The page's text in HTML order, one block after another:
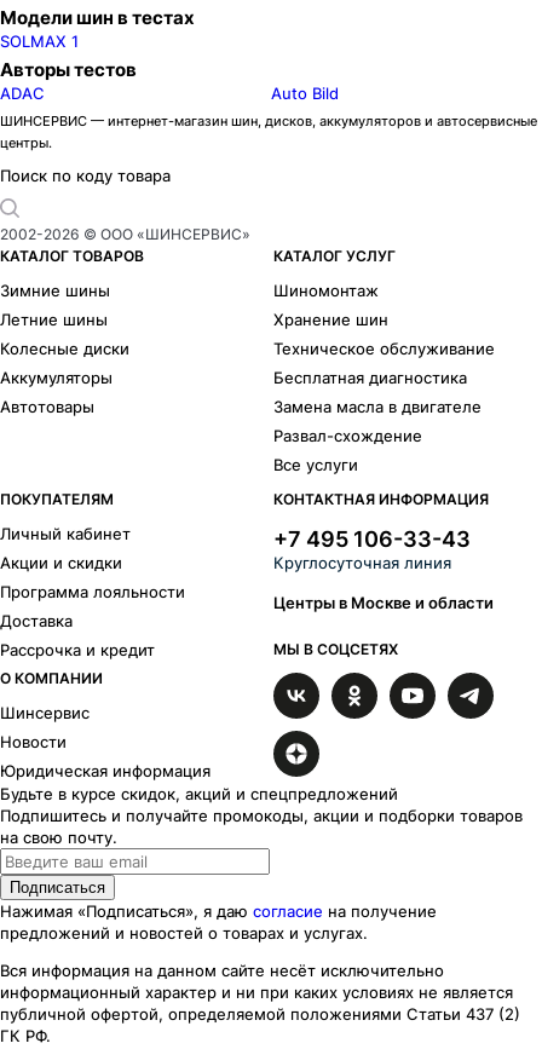
Модели шин в тестах
SOLMAX 1
Авторы тестов
ADAC Auto Bild
ШИНСЕРВИС — интернет-магазин шин, дисков, аккумуляторов и автосервисные
центры.
Поиск по коду товара
2002-2026 © ООО «ШИНСЕРВИС»
КАТАЛОГ ТОВАРОВ
Зимние шины
Летние шины
Колесные диски
Аккумуляторы
Автотовары
КАТАЛОГ УСЛУГ
Шиномонтаж
Хранение шин
Техническое обслуживание
Бесплатная диагностика
Замена масла в двигателе
Развал-схождение
Все услуги
ПОКУПАТЕЛЯМ
Личный кабинет
Акции и скидки
Программа лояльности
Доставка
Рассрочка и кредит
О КОМПАНИИ
Шинсервис
Новости
Юридическая информация
КОНТАКТНАЯ ИНФОРМАЦИЯ
+7 495 106-33-43
Круглосуточная линия
Центры в Москве и области
МЫ В СОЦСЕТЯХ
Будьте в курсе скидок, акций и спецпредложений
Подпишитесь и получайте промокоды, акции и подборки товаров
на свою почту.
Подписаться
Нажимая «Подписаться», я даю согласие на получение
предложений и новостей о товарах и услугах.
Вся информация на данном сайте несёт исключительно
информационный характер и ни при каких условиях не является
публичной офертой, определяемой положениями Статьи 437 (2)
ГК РФ.